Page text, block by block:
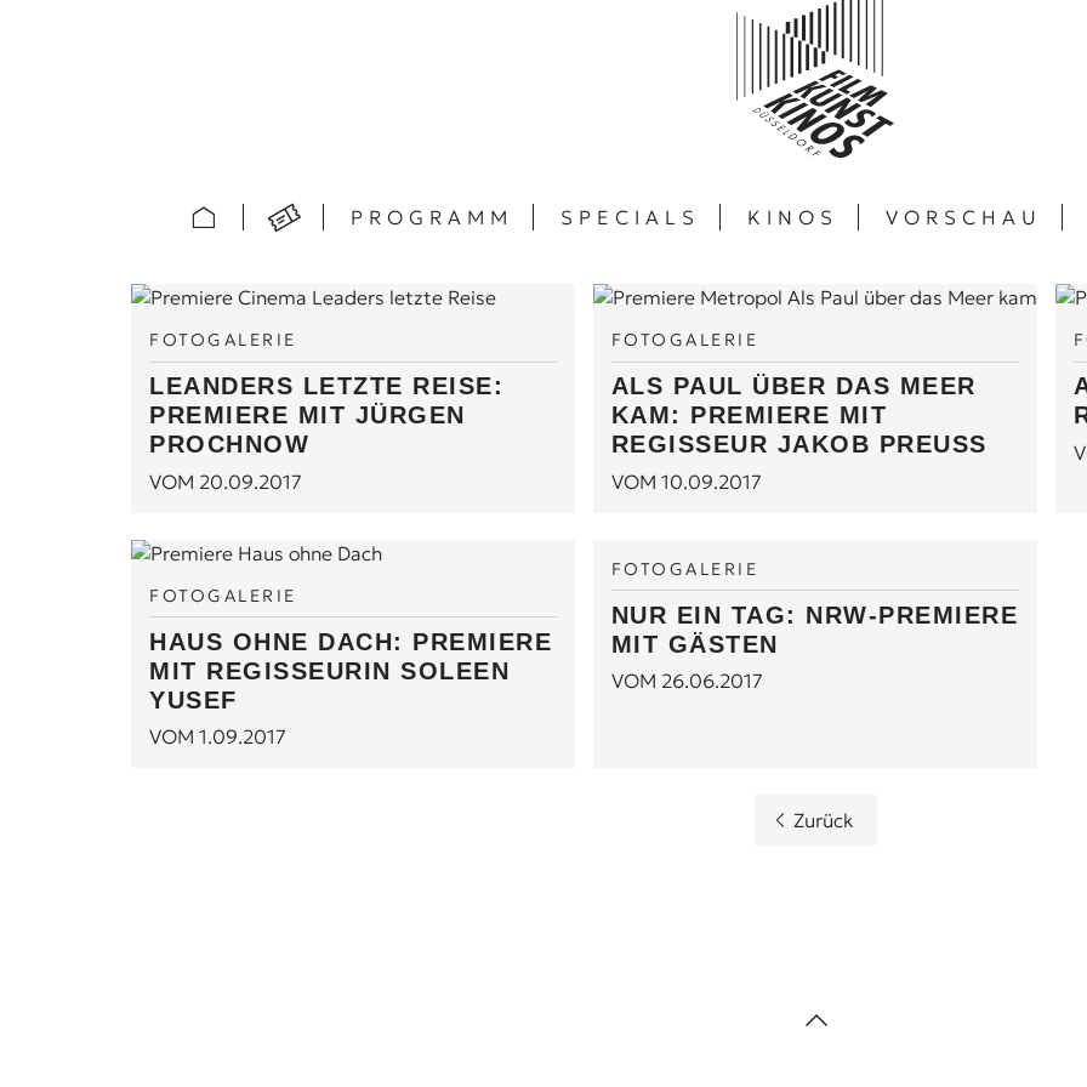
PROGRAMM SPECIALS KINOS VORSCHAU
FOTOGALERIE
LEANDERS LETZTE REISE:
PREMIERE MIT JÜRGEN
PROCHNOW
VOM 20.09.2017
FOTOGALERIE
ALS PAUL ÜBER DAS MEER
KAM: PREMIERE MIT
REGISSEUR JAKOB PREUSS
VOM 10.09.2017
FOTOGALERIE
HAUS OHNE DACH: PREMIERE
MIT REGISSEURIN SOLEEN
YUSEF
VOM 1.09.2017
FOTOGALERIE
NUR EIN TAG: NRW-PREMIERE
MIT GÄSTEN
VOM 26.06.2017
Zurück